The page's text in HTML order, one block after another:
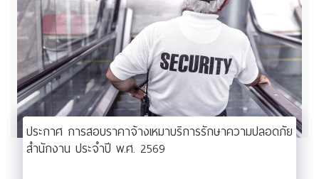
ประกาศ การสอบราคาจ้างเหมาบริการรักษาความปลอดภัย
สำนักงาน ประจำปี พ.ศ. 2569